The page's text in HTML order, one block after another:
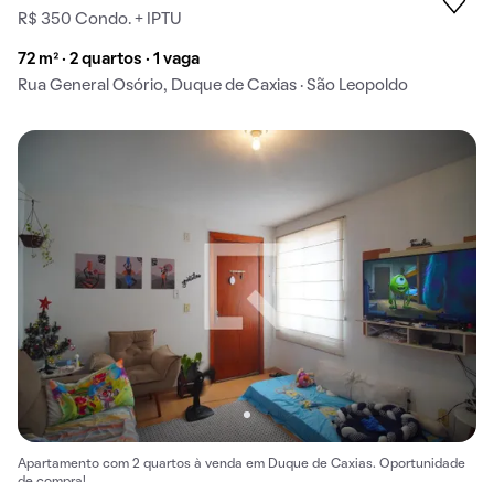
R$ 350 Condo. + IPTU
72 m² · 2 quartos · 1 vaga
Rua General Osório, Duque de Caxias · São Leopoldo
Apartamento com 2 quartos à venda em Duque de Caxias. Oportunidade